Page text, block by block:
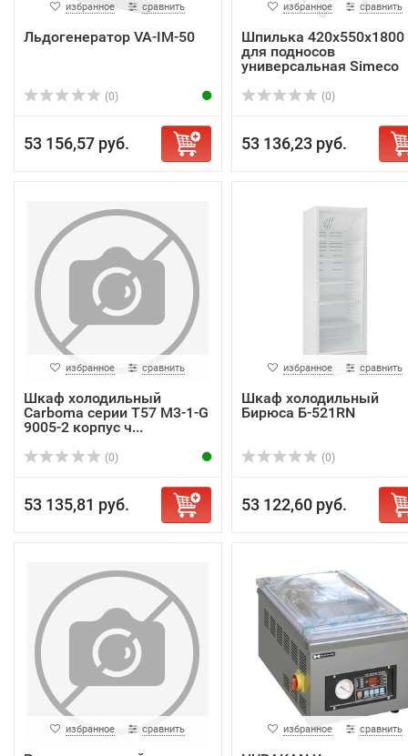
избранное сравнить
Льдогенератор VA-IM-50
(0)
53 156,57 руб.
избранное сравнить
Шпилька 420х550х1800
для подносов
универсальная Simeco
(0)
53 136,23 руб.
избранное сравнить
Шкаф холодильный
Carboma серии T57 M3-1-G
9005-2 корпус ч...
(0)
53 135,81 руб.
избранное сравнить
Шкаф холодильный
Бирюса Б-521RN
(0)
53 122,60 руб.
избранное сравнить избранное сравнить